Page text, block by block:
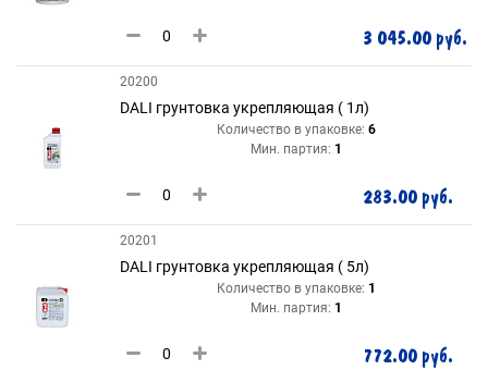
3 045.00 руб.
20200
DALI грунтовка укрепляющая ( 1л)
Количество в упаковке: 6
Мин. партия: 1
283.00 руб.
20201
DALI грунтовка укрепляющая ( 5л)
Количество в упаковке: 1
Мин. партия: 1
772.00 руб.